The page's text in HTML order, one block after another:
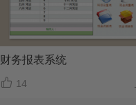
财务报表系统
 14